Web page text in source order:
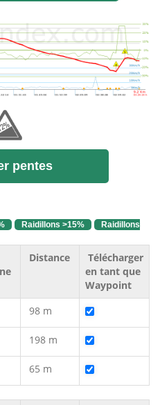
pentes
Raidillons >15%
Raidillons
Distance
Télécharger
en tant que
Waypoint
98 m
198 m
65 m